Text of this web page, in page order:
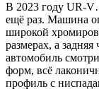
В 2023 году UR-
ещё раз. Машина
широкой
размерах, а
автомобиль
форм, всё
профиль с